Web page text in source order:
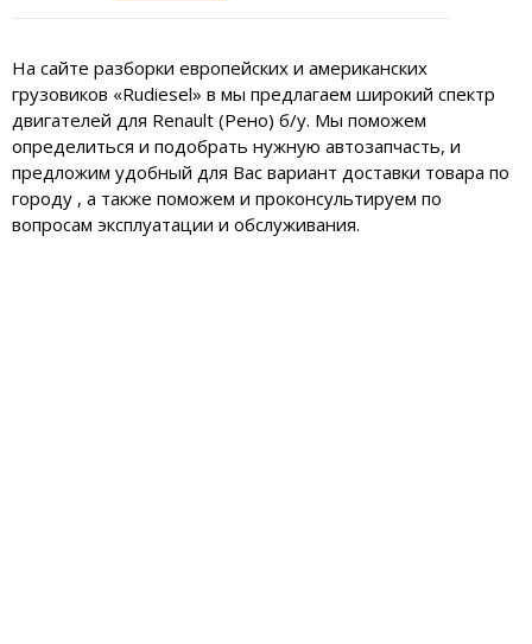
На сайте разборки европейских и американских
грузовиков «Rudiesel» в мы предлагаем широкий спектр
двигателей для Renault (Рено) б/у. Мы поможем
определиться и подобрать нужную автозапчасть, и
предложим удобный для Вас вариант доставки товара по
городу , а также поможем и проконсультируем по
вопросам эксплуатации и обслуживания.